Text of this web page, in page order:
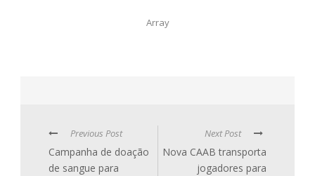
Array
Previous Post
Campanha de doação
de sangue para
Next Post
Nova CAAB transporta
jogadores para